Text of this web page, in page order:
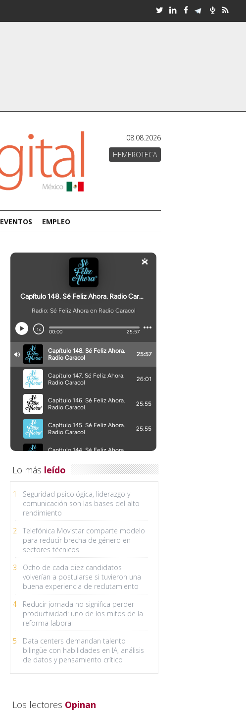
08.08.2026
HEMEROTECA
EVENTOS EMPLEO
Lo más leído
1
Seguridad psicológica, liderazgo y
comunicación son las bases del alto
rendimiento
2
Telefónica Movistar comparte modelo
para reducir brecha de género en
sectores técnicos
3
Ocho de cada diez candidatos
volverían a postularse si tuvieron una
buena experiencia de reclutamiento
4
Reducir jornada no significa perder
productividad: uno de los mitos de la
reforma laboral
5
Data centers demandan talento
bilingüe con habilidades en IA, análisis
de datos y pensamiento crítico
Los lectores Opinan